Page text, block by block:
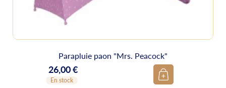
Parapluie paon "Mrs. Peacock"
Prix
26,00 €
En stock